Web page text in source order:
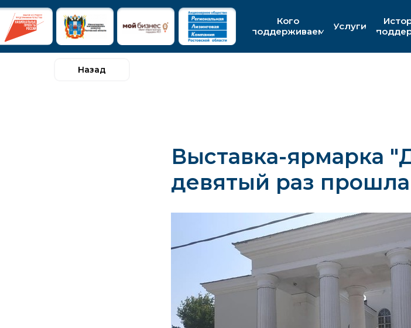
Кого
поддерживаем
Услуги
Назад
Выставка-ярмарка
девятый раз